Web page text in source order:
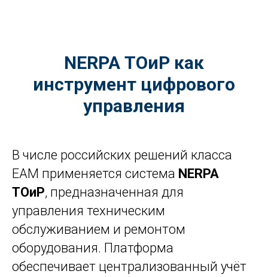
NERPA ТОиР как
инструмент цифрового
управления
В числе российских решений класса
EAM применяется система NERPA
ТОиР, предназначенная для
управления техническим
обслуживанием и ремонтом
оборудования. Платформа
обеспечивает централизованный учёт